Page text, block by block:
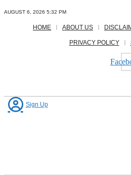
AUGUST 6, 2026 5:32 PM
HOME ABOUT US
PRIVACY POLICY
Sign Up